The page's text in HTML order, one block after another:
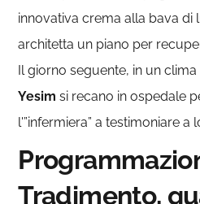
innovativa crema alla bava
architetta un piano per
Il giorno seguente, in un
Yesim si recano in ospedale
l'”infermiera” a testimoniare a
Tradimento,